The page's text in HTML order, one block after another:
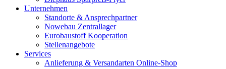
Unternehmen
Standorte & Ansprechpartner
Nowebau Zentrallager
Eurobaustoff Kooperation
Stellenangebote
Services
Anlieferung & Versandarten Online-Shop